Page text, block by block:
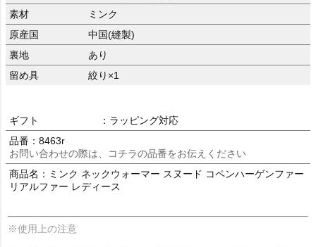
素材
ミンク
原産国
中国(縫製)
裏地
あり
留め具
絞り×1
ギフト
：ラッピング対応
品番：8463r
お問い合わせの際は、コチラの品番をお伝えください
商品名：ミンク ネックウォーマー スヌード コペンハーゲンファー
リアルファー レディース
※使用上の注意